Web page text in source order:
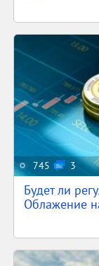
745 3
Будет ли
Облажение